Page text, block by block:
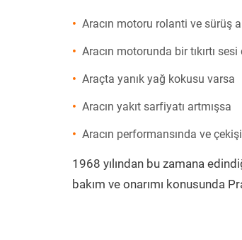
Aracın motoru rolanti ve sürüş
Aracın motorunda bir tıkırtı
Araçta yanık yağ kokusu varsa
Aracın yakıt sarfiyatı artmışsa
Aracın performansında ve
1968 yılından bu zamana
bakım ve onarımı konusunda